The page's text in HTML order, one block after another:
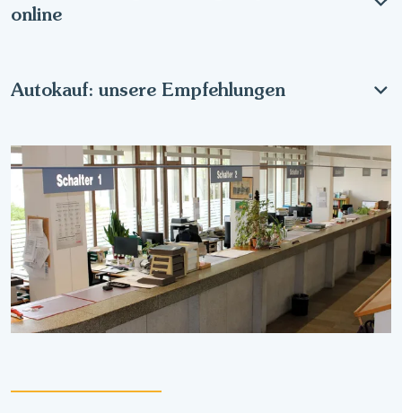
online
Autokauf: unsere Empfehlungen